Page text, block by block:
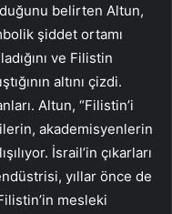
belirten Altun,
şiddet ortamı
ve Filistin
altını çizdi.
Altun, “Filistin’i
akademisyenlerin
İsrail’in çıkarları
yıllar önce de
mesleki